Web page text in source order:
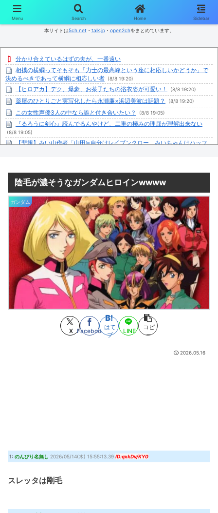
コンテンツへスキップ
本サイトは5ch.net ・ talk.jp・ open2chをまとめています。
分かり合えているはずの夫が、一番遠い
相撲の横綱ってそもそも「力士の最高峰という座に相応しいかどうか」で
決めるべきであって横綱に相応しい者 (8/8 19:20)
【ヒロアカ】デク、爆豪、お茶子たちの浴衣姿が可愛い！ (8/8 19:20)
薬屋のひとりごと実写化したら永瀬廉×浜辺美波は話題？ (8/8 19:20)
この女性声優3人の中なら誰と付き合いたい？ (8/8 19:05)
『るろうに剣心』読んでるんやけど、二重の極みの理屈が理解出来ない
(8/8 19:05)
【悲報】みい山作者「山田≒自分はレイブンクロー、みいちゃんはハッフ
騒がれてるけど糞だと思うアニメ (8/8 18:37)
グッスマ「超絶最かわてんしちゃん Anniversary Party Ver.」フィギュア
(8/8 18:28)
【人生で】今までボールペン何本なくした？ (8/8 18:26)
あまえんぼうDVDマガジン4 おもらし子猫物語 (8/8 18:26)
【一人暮らし】家事の頻度と毎日の献立 (8/8 18:18)
【画像】原爆資料館でPTSDになる子供が増加。記憶の継承が危ぶまれる事
(8/8 18:16)
【急募】作中最強だと思ったのにアッサリ死んだキャラ←誰そうぞうし
(8/8 18:13)
【画像】有志によって最強の「美少女ゲームランキング」が発表！!！ あ
の名作も (8/8 18:10)
相撲の横綱ってそもそも「力士の最高峰という座に相応しいかどうか」で
決めるべきであって横綱に相応しい者がいないなら別に不在でもいいはずだよ
な (8/8 17:35)
上条当麻…死んだはずでは… (8/8 17:31)
ドランゴボールのチチが教育ママになった理由ｗｗｗｗｗ
ONE PIECE実写化キャスト予想！平野紫耀×今田美桜が話題
【艦これ】時津風ちゃんの誘い方 他
陰毛が濃そうなガンダムヒロインwwww
ガンダム
X Facebook
はて
ブ
LINE
コピ
ー
2026.05.16
1: のんびり名無し 2026/05/14(木) 15:55:13.39 ID:qxkDv/KY0
スレッタは剛毛
Menu Search Home Sidebar